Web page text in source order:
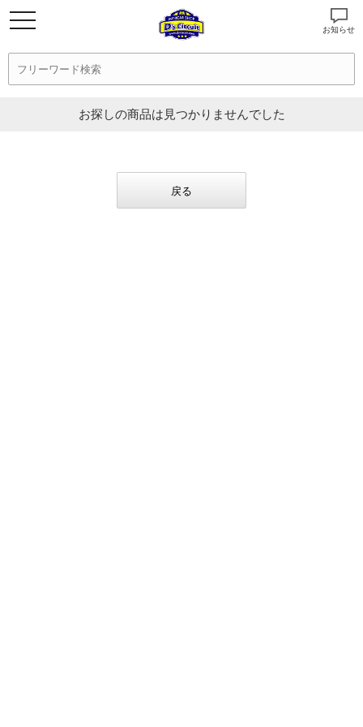
お知らせ
お探しの商品は見つかりませんでした
戻る